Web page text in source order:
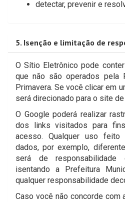
detectar, prevenir e
5. Isenção e limitação de
O Sítio Eletrônico pode
que não são operados pela
Primavera. Se você clicar em
será direcionado para o site
O Google poderá realizar
dos links visitados para
acesso. Qualquer uso
dados, por exemplo,
será de responsabilidade
isentando a Prefeitura
qualquer responsabilidade
Caso você não concorde